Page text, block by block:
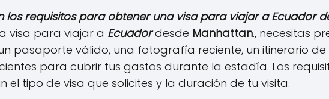
los requisitos para obtener una visa para viajar a Ecuador
visa para viajar a Ecuadordesde Manhattan., necesitas
pasaporte válido, una fotografía reciente, un itinerario de
para cubrir tus gastos durante la estadía. Los
el tipo de visa que solicites y la duración de tu visita.